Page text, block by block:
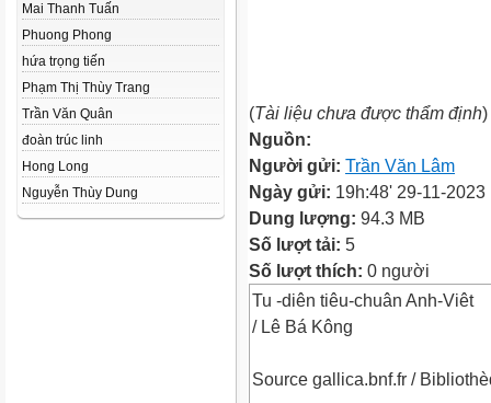
Mai Thanh Tuấn
Phuong Phong
hứa trọng tiến
Phạm Thị Thùy Trang
Trần Văn Quân
đoàn trúc linh
Hong Long
Nguyễn Thùy Dung
(Tài liệu chưa được thẩm định)
Nguồn:
Người gửi: Trần Văn Lâm
Ngày gửi: 19h:48' 29-11-2023
Dung lượng: 94.3 MB
Số lượt tải: 5
Số lượt thích: 0 người
Tu -diên tiêu-chuân Anh-Viêt
/ Lê Bá Kông
Source gallica.bnf.fr /